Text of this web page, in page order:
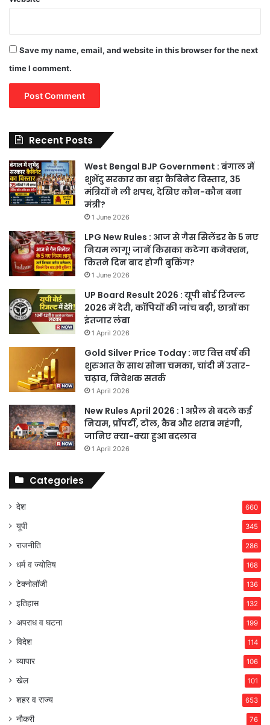
Save my name, email, and website in this browser for the next
time I comment.
Recent Posts
West Bengal BJP Government : बंगाल में
शुभेंदु सरकार का बड़ा कैबिनेट विस्तार, 35
मंत्रियों ने ली शपथ, देखिए कौन-कौन बना
मंत्री?
1 June 2026
LPG New Rules : आज से गैस सिलेंडर के 5 नए
नियम लागू! जानें किसका कटेगा कनेक्शन,
कितने दिन बाद होगी बुकिंग?
1 June 2026
UP Board Result 2026 : यूपी बोर्ड रिजल्ट
2026 में देरी, कॉपियों की जांच बढ़ी, छात्रों का
इंतजार लंबा
1 April 2026
Gold Silver Price Today : नए वित्त वर्ष की
शुरुआत के साथ सोना चमका, चांदी में उतार-
चढ़ाव, निवेशक सतर्क
1 April 2026
New Rules April 2026 : 1 अप्रैल से बदले कई
नियम, प्रॉपर्टी, टोल, कैब और शराब महंगी,
जानिए क्या-क्या हुआ बदलाव
1 April 2026
Categories
देश 660
यूपी 345
राजनीति 286
धर्म व ज्योतिष 168
टेक्नोलॉजी 136
इतिहास 132
अपराध व घटना 199
विदेश 114
व्यापार 106
खेल 101
शहर व राज्य 653
नौकरी 76